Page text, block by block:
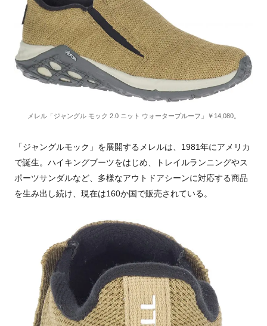
メレル「ジャングル モック 2.0 ニット ウォータープルーフ」￥14,080。
「ジャングルモック」を展開するメレルは、1981年にアメリカ
で誕生。ハイキングブーツをはじめ、トレイルランニングやス
ポーツサンダルなど、多様なアウトドアシーンに対応する商品
を生み出し続け、現在は160か国で販売されている。